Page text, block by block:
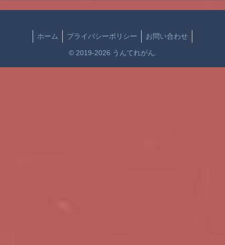
ホーム プライバシーポリシー お問い合わせ
© 2019-2026 うんてれがん.